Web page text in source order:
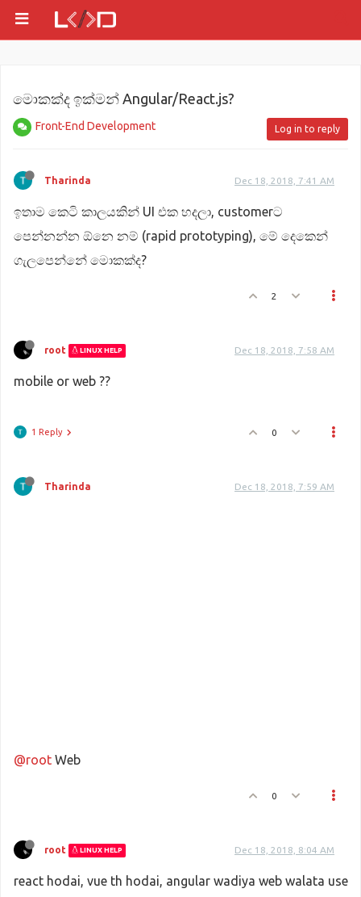
මොකක්ද ඉක්මන් Angular/React.js?
Front-End Development Log in to reply
Tharinda Dec 18, 2018, 7:41 AM
ඉතාම කෙටි කාලයකින් UI එක හදලා, customerට
පෙන්නන්න ඕනෙ නම් (rapid prototyping), මේ දෙකෙන්
ගැලපෙන්නේ මොකක්ද?
2
root LINUX HELP Dec 18, 2018, 7:58 AM
mobile or web ??
1 Reply 0
Tharinda Dec 18, 2018, 7:59 AM
@root Web
0
root LINUX HELP Dec 18, 2018, 8:04 AM
react hodai, vue th hodai, angular wadiya web walata use